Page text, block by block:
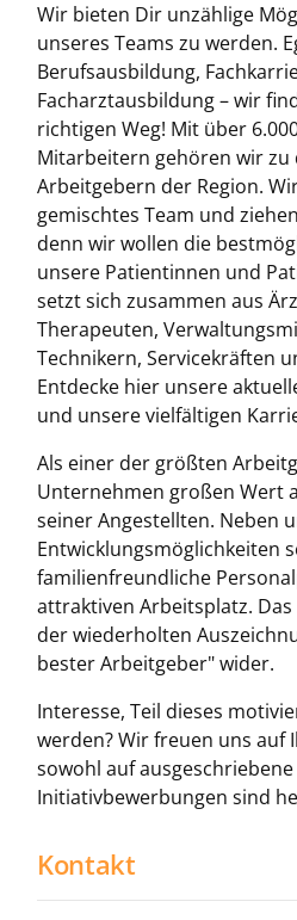
Wir bieten Dir unzählige
unseres Teams zu werden.
Berufsausbildung,
Facharztausbildung – wir
richtigen Weg! Mit über
Mitarbeitern gehören wir zu
Arbeitgebern der Region.
gemischtes Team und
denn wir wollen die
unsere Patientinnen und
setzt sich zusammen aus
Therapeuten,
Technikern, Servicekräften
Entdecke hier unsere
und unsere vielfältigen
Als einer der größten
Unternehmen großen Wert
seiner Angestellten. Neben
Entwicklungsmöglichkeiten
familienfreundliche
attraktiven Arbeitsplatz.
der wiederholten
bester Arbeitgeber" wider.
Interesse, Teil dieses
werden? Wir freuen uns auf
sowohl auf
Initiativbewerbungen sind
Kontakt